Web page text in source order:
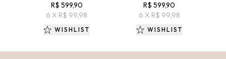
R$ 599,90
6 X R$ 99,98
WISHLIST
R$ 599,90
6 X R$ 99,98
WISHLIST